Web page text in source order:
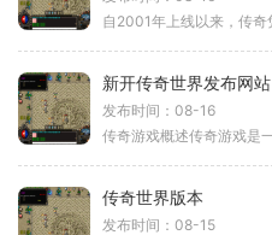
新开传奇世界发布网站
发布时间：08-16
传奇世界版本
发布时间：08-15